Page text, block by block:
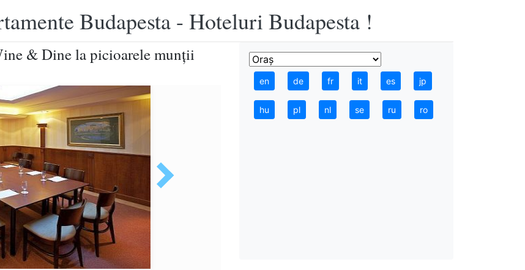
Budapesta - Hoteluri Budapesta !
& Dine la picioarele munţii
en de fr it es jp
hu pl nl se ru ro